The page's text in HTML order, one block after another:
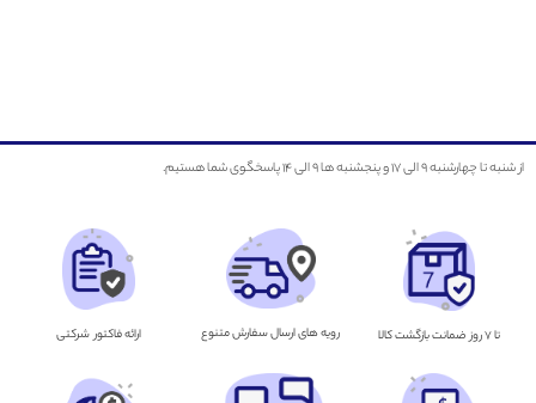
از شنبه تا چهارشنبه ۹ الی ۱۷ و پنجشنبه ها ۹ الی ۱۴ پاسخگوی شما هستیم.
تا ۷ روز ضمانت بازگشت کالا رویه های ارسال سفارش متنوع ارائه فاکتور شرکتی